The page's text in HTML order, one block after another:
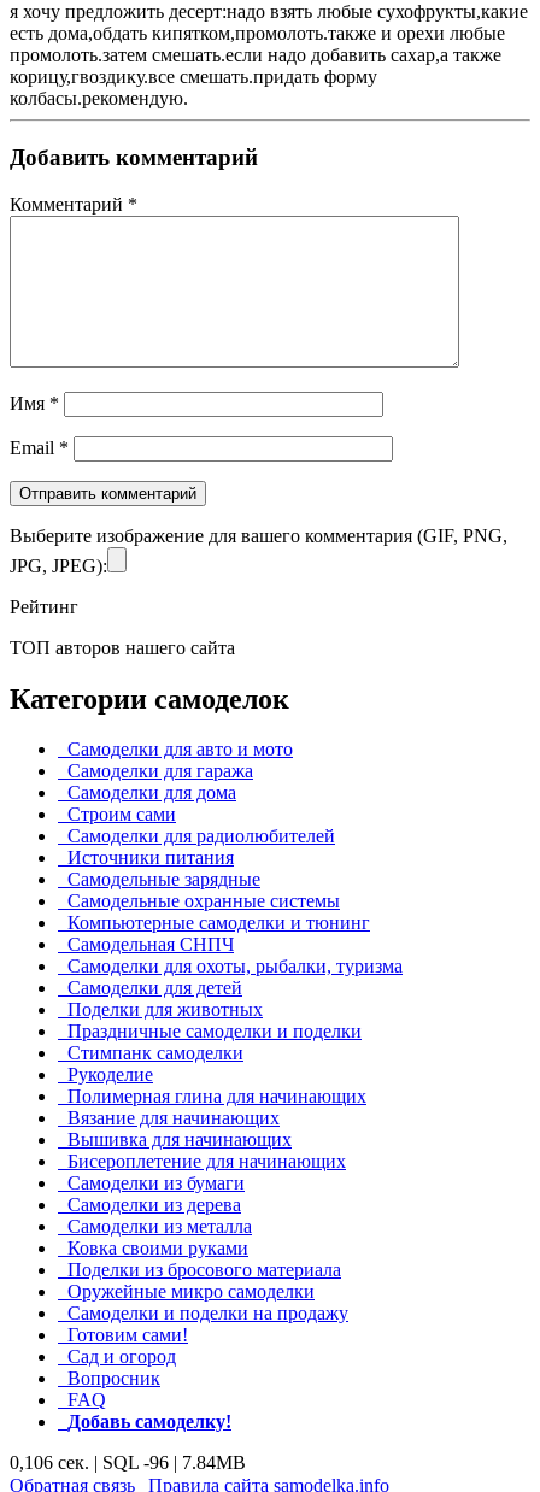
я хочу предложить десерт:надо взять любые сухофрукты,какие
есть дома,обдать кипятком,промолоть.также и орехи любые
промолоть.затем смешать.если надо добавить сахар,а также
корицу,гвоздику.все смешать.придать форму
колбасы.рекомендую.
Добавить комментарий
Комментарий *
Имя *
Email *
Выберите изображение для вашего комментария (GIF, PNG,
JPG, JPEG):
Рейтинг
ТОП авторов нашего сайта
Категории самоделок
Самоделки для авто и мото
Самоделки для гаража
Самоделки для дома
Строим сами
Самоделки для радиолюбителей
Источники питания
Самодельные зарядные
Самодельные охранные системы
Компьютерные самоделки и тюнинг
Самодельная СНПЧ
Самоделки для охоты, рыбалки, туризма
Самоделки для детей
Поделки для животных
Праздничные самоделки и поделки
Стимпанк самоделки
Рукоделие
Полимерная глина для начинающих
Вязание для начинающих
Вышивка для начинающих
Бисероплетение для начинающих
Самоделки из бумаги
Самоделки из дерева
Самоделки из металла
Ковка своими руками
Поделки из бросового материала
Оружейные микро самоделки
Самоделки и поделки на продажу
Готовим сами!
Сад и огород
Вопросник
FAQ
Добавь самоделку!
0,106 сек. | SQL -96 | 7.84MB
Обратная связь
Правила сайта samodelka.info